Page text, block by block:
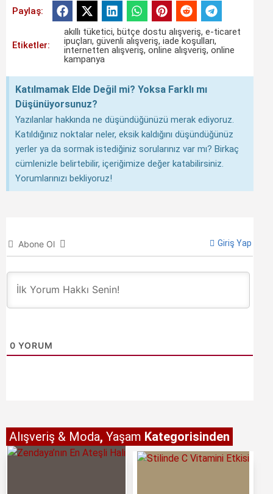
Paylaş:
Etiketler:
akıllı tüketici, bütçe dostu alışveriş, e-ticaret
ipuçları, güvenli alışveriş, iade koşulları,
internetten alışveriş, online alışveriş, online
kampanya
Katılmamak Elde Değil mi? Yoksa Farklı mı
Düşünüyorsunuz?
Yazılanlar hakkında ne düşündüğünüzü merak ediyoruz.
Katıldığınız noktalar neler, eksik kaldığını düşündüğünüz
yerler ya da sormak istediğiniz sorularınız var mı? Birkaç
cümlenizle belirtebilir, içeriğimize değer katabilirsiniz.
Yorumlarınızı bekliyoruz!
Abone Ol Giriş Yap
0 YORUM
Alışveriş & Moda, Yaşam Kategorisinden